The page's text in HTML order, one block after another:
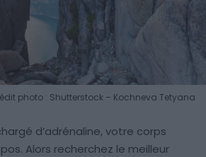
photo : Shutterstock – Kochneva Tetyana
d’adrénaline, votre corps
Alors recherchez le meilleur